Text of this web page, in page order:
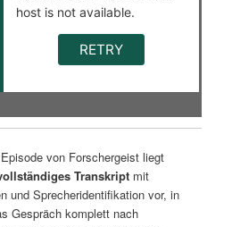
von Forschergeist liegt
Transkriptmit
und Sprecheridentifikation vor, in
Gespräch komplett nach